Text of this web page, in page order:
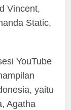
Vincent,
Static,
YouTube
yaitu
Agatha